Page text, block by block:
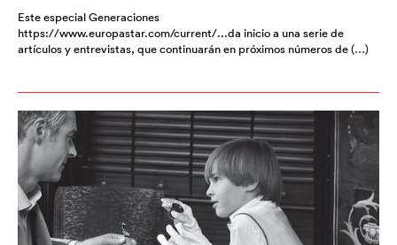
Este especial Generaciones
https://www.europastar.com/current/...da inicio a una serie de
artículos y entrevistas, que continuarán en próximos números de (…)